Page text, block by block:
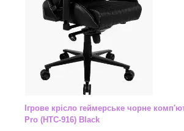
Ігрове крісло геймерське чорне
Pro (HTC-916) Black